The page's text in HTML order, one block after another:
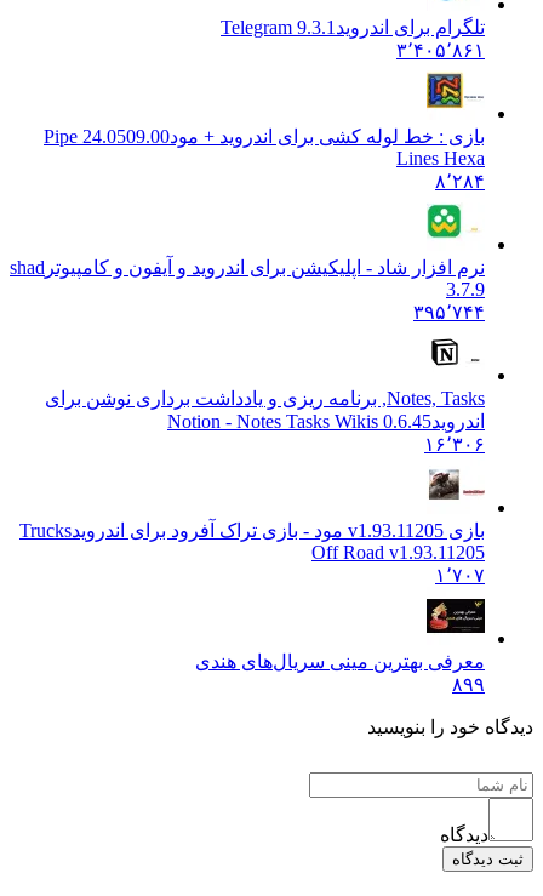
تلگرام برای اندروید Telegram 9.3.1
۳٬۴۰۵٬۸۶۱
بازی : خط لوله کشی برای اندروید + مود
24.0509.00 Pipe
Lines Hexa
۸٬۲۸۴
نرم افزار شاد - اپلیکیشن برای اندروید و آیفون و کامپیوتر shad
3.7.9
۳۹۵٬۷۴۴
Notes, Tasks, برنامه ریزی و یادداشت برداری نوشن برای
اندروید0.6.45 Notion - Notes Tasks Wikis
۱۶٬۳۰۶
بازی v1.93.11205‏ مود - بازی تراک آفرود برای اندروید
Trucks
Off Road v1.93.11205
۱٬۷۰۷
معرفی بهترین مینی سریال‌های هندی
۸۹۹
دیدگاه خود را بنویسید
دیدگاه
ثبت دیدگاه